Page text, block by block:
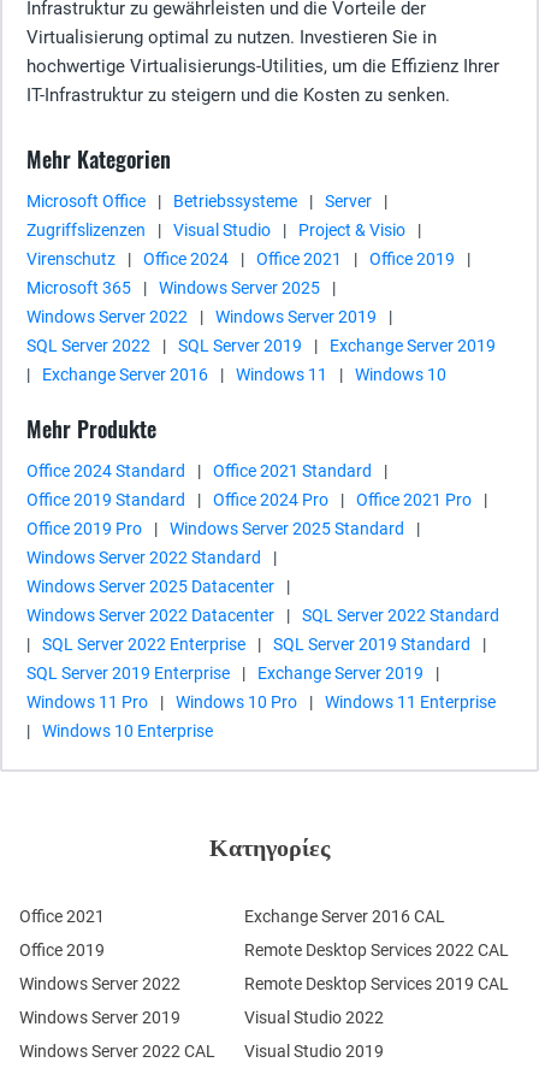
Infrastruktur zu gewährleisten und die Vorteile der
Virtualisierung optimal zu nutzen. Investieren Sie in
hochwertige Virtualisierungs-Utilities, um die Effizienz Ihrer
IT-Infrastruktur zu steigern und die Kosten zu senken.
Mehr Kategorien
Microsoft Office | Betriebssysteme | Server
|
Zugriffslizenzen
| Visual Studio | Project & Visio
|
Virenschutz
| Office 2024 | Office 2021 | Office 2019
|
Microsoft 365
| Windows Server 2025
|
Windows Server 2022
| Windows Server 2019
|
SQL Server 2022
| SQL Server 2019 |
Exchange Server 2019
|
Exchange Server 2016 | Windows 11 | Windows 10
Mehr Produkte
Office 2024 Standard | Office 2021 Standard
|
Office 2019 Standard
| Office 2024 Pro | Office 2021 Pro
|
Office 2019 Pro
| Windows Server 2025 Standard
|
Windows Server 2022 Standard
|
Windows Server 2025 Datacenter
|
Windows Server 2022 Datacenter
|
SQL Server 2022 Standard
|
SQL Server 2022 Enterprise | SQL Server 2019 Standard
|
SQL Server 2019 Enterprise
| Exchange Server 2019
|
Windows 11 Pro
| Windows 10 Pro |
Windows 11 Enterprise
|
Windows 10 Enterprise
Κατηγορίες
Office 2021
Office 2019
Windows Server 2022
Windows Server 2019
Windows Server 2022 CAL
Remote Desktop Services 2022 CAL
Remote Desktop Services 2019 CAL
Exchange Server 2016 CAL
Visual Studio 2022
Visual Studio 2019